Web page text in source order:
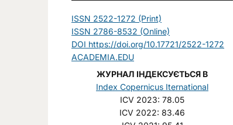
ISSN 2522-1272 (Print)
ISSN 2786-8532 (Online)
DOI https://doi.org/10.17721/2522-1272
ACADEMIA.EDU
ЖУРНАЛ ІНДЕКСУЄТЬСЯ В
Index Copernicus Iternational
ICV 2023: 78.05
ICV 2022: 83.46